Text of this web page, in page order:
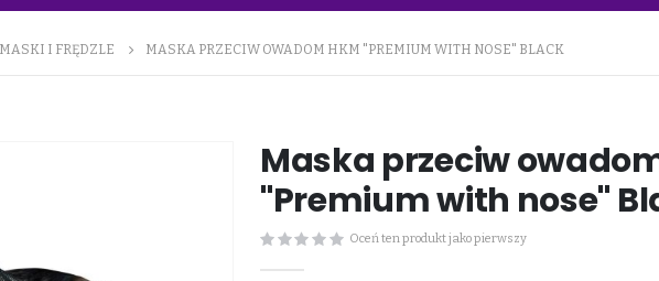
MASKI I FRĘDZLE MASKA PRZECIW OWADOM HKM "PREMIUM WITH NOSE" BLACK
Maska przeciw
"Premium with nose"
Oceń ten produkt jako pierwszy